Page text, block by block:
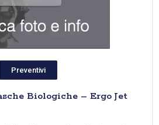
Preventivi
Biologiche – Ergo Jet